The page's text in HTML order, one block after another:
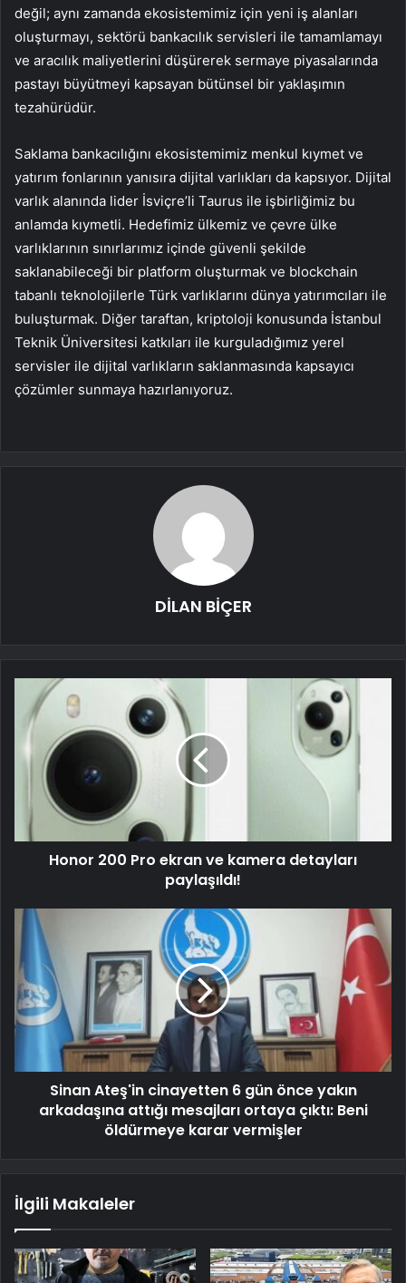
değil; aynı zamanda ekosistemimiz için yeni iş alanları
oluşturmayı, sektörü bankacılık servisleri ile tamamlamayı
ve aracılık maliyetlerini düşürerek sermaye piyasalarında
pastayı büyütmeyi kapsayan bütünsel bir yaklaşımın
tezahürüdür.
Saklama bankacılığını ekosistemimiz menkul kıymet ve
yatırım fonlarının yanısıra dijital varlıkları da kapsıyor. Dijital
varlık alanında lider İsviçre’li Taurus ile işbirliğimiz bu
anlamda kıymetli. Hedefimiz ülkemiz ve çevre ülke
varlıklarının sınırlarımız içinde güvenli şekilde
saklanabileceği bir platform oluşturmak ve blockchain
tabanlı teknolojilerle Türk varlıklarını dünya yatırımcıları ile
buluşturmak. Diğer taraftan, kriptoloji konusunda İstanbul
Teknik Üniversitesi katkıları ile kurguladığımız yerel
servisler ile dijital varlıkların saklanmasında kapsayıcı
çözümler sunmaya hazırlanıyoruz.
DİLAN BİÇER
Honor 200 Pro ekran ve kamera detayları
paylaşıldı!
Sinan Ateş'in cinayetten 6 gün önce yakın
arkadaşına attığı mesajları ortaya çıktı: Beni
öldürmeye karar vermişler
İlgili Makaleler